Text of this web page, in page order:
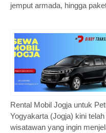
jemput armada, hingga
Rental Mobil Jogja untuk
Yogyakarta (Jogja) kini
wisatawan yang ingin